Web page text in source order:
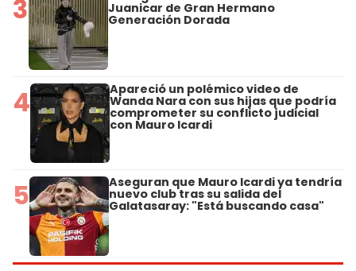
3 Juanicar de Gran Hermano
Generación Dorada
4 Apareció un polémico video de
Wanda Nara con sus hijas que podría
comprometer su conflicto judicial
con Mauro Icardi
5 Aseguran que Mauro Icardi ya tendría
nuevo club tras su salida del
Galatasaray: "Está buscando casa"